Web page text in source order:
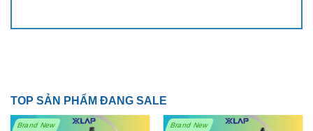
TOP SẢN PHẨM ĐANG SALE
Brand New Brand New